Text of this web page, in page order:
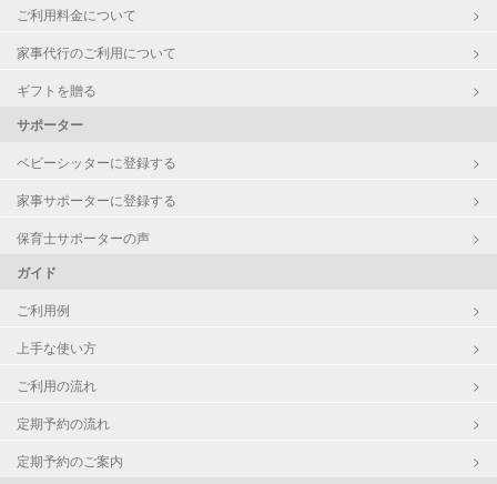
障がい児対応
レッスン
お子様の撮影
ご利用料金について
家事代行のご利用について
ギフトを贈る
サポーター
ベビーシッターに登録する
家事サポーターに登録する
保育士サポーターの声
ガイド
ご利用例
上手な使い方
ご利用の流れ
定期予約の流れ
定期予約のご案内